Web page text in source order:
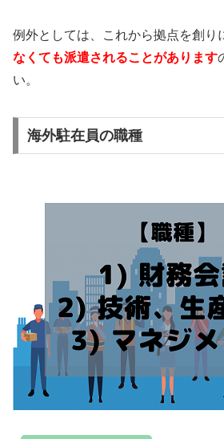
例外としては、これから拠点を創り
なくても派遣されることがあります
い。
海外駐在員の職種